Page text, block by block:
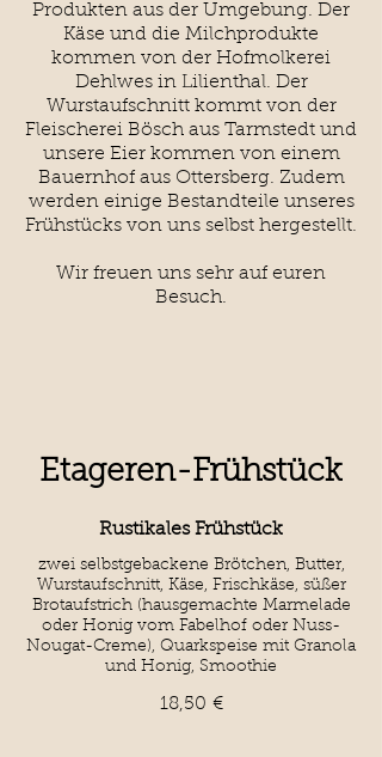
Produkten aus der Umgebung. Der
Käse und die Milchprodukte
kommen von der Hofmolkerei
Dehlwes in Lilienthal. Der
Wurstaufschnitt kommt von der
Fleischerei Bösch aus Tarmstedt und
unsere Eier kommen von einem
Bauernhof aus Ottersberg. Zudem
werden einige Bestandteile unseres
Frühstücks von uns selbst hergestellt.
Wir freuen uns sehr auf euren
Besuch.
Etageren-Frühstück
Rustikales Frühstück
zwei selbstgebackene Brötchen, Butter,
Wurstaufschnitt, Käse, Frischkäse, süßer
Brotaufstrich (hausgemachte Marmelade
oder Honig vom Fabelhof oder Nuss-
Nougat-Creme), Quarkspeise mit Granola
und Honig, Smoothie
18,50 €